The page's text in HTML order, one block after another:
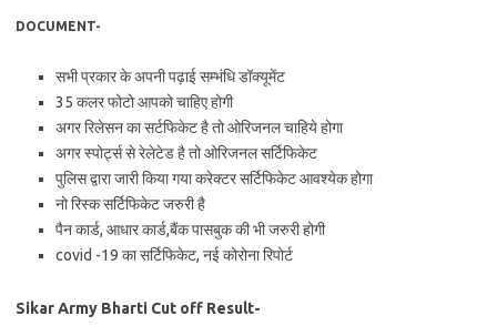
DOCUMENT-
सभी प्रकार के अपनी पढ़ाई सम्भंधि डॉक्यूमेंट
35 कलर फोटो आपको चाहिए होगी
अगर रिलेसन का सर्टफिकेट है तो ओरिजनल चाहिये होगा
अगर स्पोर्ट्स से रेलेटेड है तो ओरिजनल सर्टिफिकेट
पुलिस द्वारा जारी किया गया करेक्टर सर्टिफिकेट आवश्येक होगा
नो रिस्क सर्टिफिकेट जरुरी है
पैन कार्ड, आधार कार्ड,बैंक पासबुक की भी जरुरी होगी
covid -19 का सर्टिफिकेट, नई कोरोना रिपोर्ट
Sikar Army Bharti Cut off Result-